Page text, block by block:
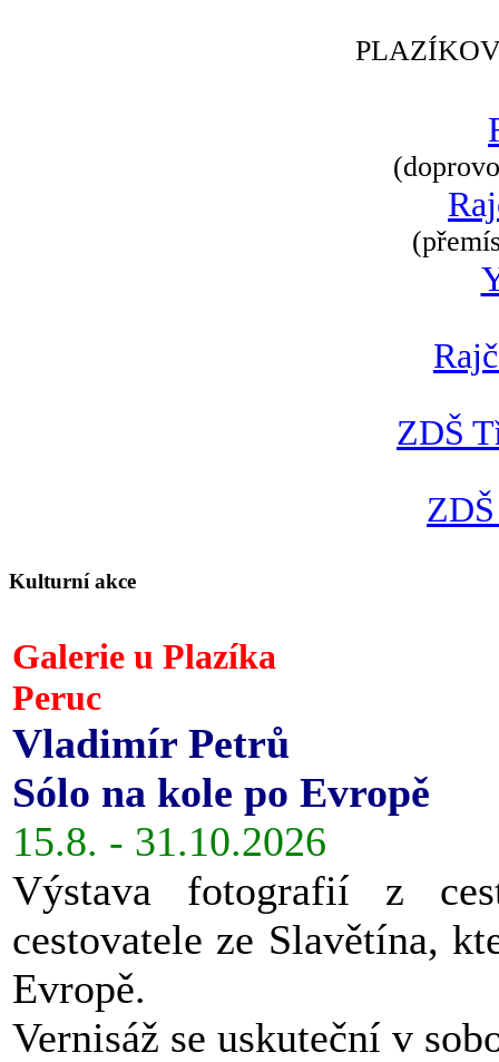
ZDŠ
Kulturní akce
Galerie u Plazíka
Peruc
Vladimír Petrů
Sólo na kole po Evropě
15.8. - 31.10.2026
Výstava fotografií z
cestovatele ze Slavětína,
Evropě.
Vernisáž se uskuteční v